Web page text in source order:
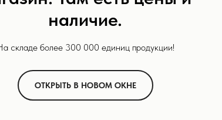
наличие.
складе более 300 000 единиц продукции!
ОТКРЫТЬ В НОВОМ ОКНЕ
интерфейсные электромагнитные реле RNC